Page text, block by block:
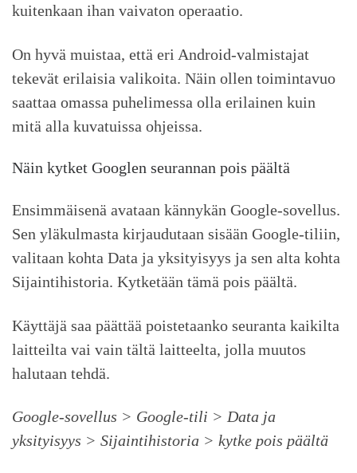
kuitenkaan ihan vaivaton operaatio.
On hyvä muistaa, että eri Android-valmistajat
tekevät erilaisia valikoita. Näin ollen toimintavuo
saattaa omassa puhelimessa olla erilainen kuin
mitä alla kuvatuissa ohjeissa.
Näin kytket Googlen seurannan pois päältä
Ensimmäisenä avataan kännykän Google-sovellus.
Sen yläkulmasta kirjaudutaan sisään Google-tiliin,
valitaan kohta Data ja yksityisyys ja sen alta kohta
Sijaintihistoria. Kytketään tämä pois päältä.
Käyttäjä saa päättää poistetaanko seuranta kaikilta
laitteilta vai vain tältä laitteelta, jolla muutos
halutaan tehdä.
Google-sovellus > Google-tili > Data ja
yksityisyys > Sijaintihistoria > kytke pois päältä